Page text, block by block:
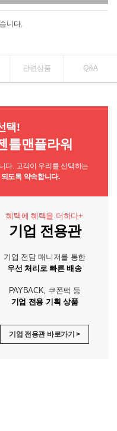
니다.
관련상품 Q&A
택!
틀맨플라워
다. 고객이 우리를 선택하는
도록 약속합니다.
혜택에 혜택을 더하다+
기업 전용관
기업 전담 매니저를 통한
우선 처리로 빠른 배송
PAYBACK, 쿠폰팩 등
기업 전용 기획 상품
기업 전용관 바로가기 >